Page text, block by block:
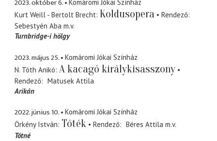
2023. október 6.
Komáromi Jókai Színház
Kurt Weill - Bertolt Brecht Koldusopera
Rendező
Sebestyén Aba m.v.
Turnbridge-i hölgy
2023. május 25.
Komáromi Jókai Színház
N. Tóth Anikó A kacagó királykisasszony
Rendező
Matusek Attila
Arikán
2022. június 10.
Komáromi Jókai Színház
Örkény István Tóték Rendező Béres Attila m.v.
Tótné